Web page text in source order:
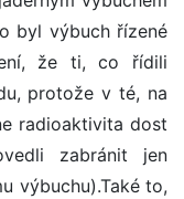
byl výbuch řízené
že ti, co řídili
protože v té, na
radioaktivita dost
zabránit jen
výbuchu).Také to,